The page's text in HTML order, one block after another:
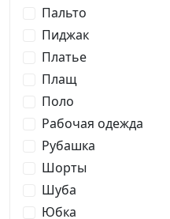
Пальто
Пиджак
Платье
Плащ
Поло
Рабочая одежда
Рубашка
Шорты
Шуба
Юбка